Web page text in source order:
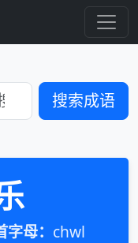
搜索成语
字母： chwl